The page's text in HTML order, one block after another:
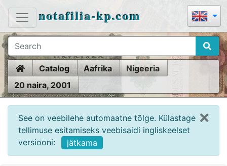
notafilia-kp.com
HomeCatalog Aafrika
Nigeeria
20 naira, 2001
See on veebilehe automaatne tõlge. Külastage
tellimuse esitamiseks veebisaidi ingliskeelset
versiooni:
jätkama